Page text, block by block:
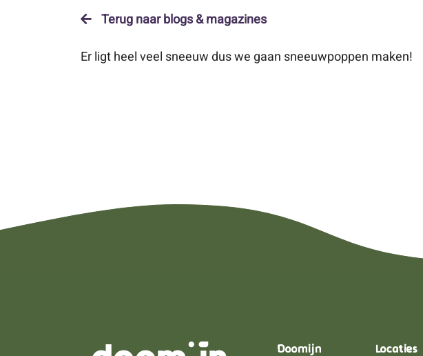
Terug naar blogs & magazines
Er ligt heel veel sneeuw dus we gaan sneeuwpoppen maken!
Doomijn Locaties